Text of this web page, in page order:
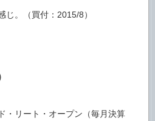
じ。（買付：2015/8）
・リート・オープン（毎月決算